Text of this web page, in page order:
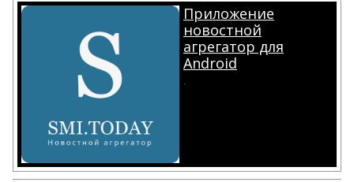
Приложение
новостной
агрегатор для
Android
.